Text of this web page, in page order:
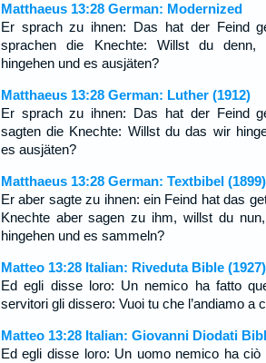
Matthaeus 13:28 German: Modernized
Er sprach zu ihnen: Das hat der Feind
sprachen die Knechte: Willst du denn,
hingehen und es ausjäten?
Matthaeus 13:28 German: Luther (1912)
Er sprach zu ihnen: Das hat der Feind
sagten die Knechte: Willst du das wir
es ausjäten?
Matthaeus 13:28 German: Textbibel (1899)
Er aber sagte zu ihnen: ein Feind hat das
Knechte aber sagen zu ihm, willst du
hingehen und es sammeln?
Matteo 13:28 Italian: Riveduta Bible (1927)
Ed egli disse loro: Un nemico ha fatto
servitori gli dissero: Vuoi tu che l’andiamo a
Matteo 13:28 Italian: Giovanni Diodati
Ed egli disse loro: Un uomo nemico ha ciò